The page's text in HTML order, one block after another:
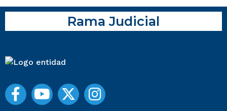
Rama Judicial